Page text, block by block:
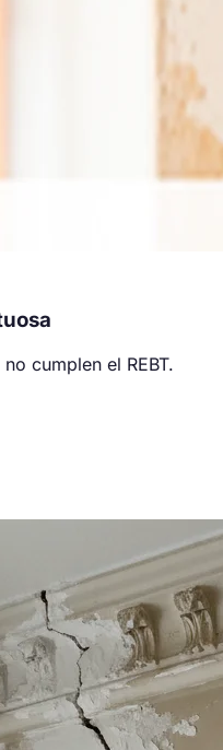
cumplen el REBT.